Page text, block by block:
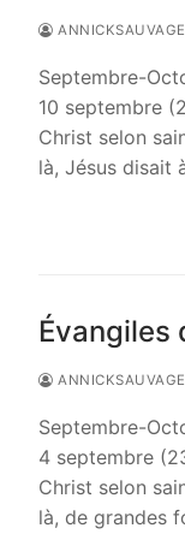
ANNICKSAUVAGE
Septembre-
10 septembre
Christ selon
là, Jésus disait
Évangiles
ANNICKSAUVAGE
Septembre-
4 septembre
Christ selon
là, de grandes